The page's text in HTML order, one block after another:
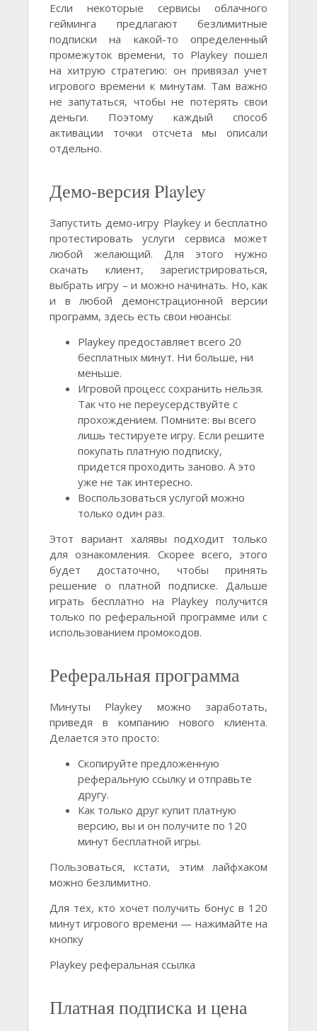
Если некоторые сервисы облачного
гейминга предлагают безлимитные
подписки на какой-то определенный
промежуток времени, то Playkey пошел
на хитрую стратегию: он привязал учет
игрового времени к минутам. Там важно
не запутаться, чтобы не потерять свои
деньги. Поэтому каждый способ
активации точки отсчета мы описали
отдельно.
Демо-версия Playley
Запустить демо-игру Playkey и бесплатно
протестировать услуги сервиса может
любой желающий. Для этого нужно
скачать клиент, зарегистрироваться,
выбрать игру – и можно начинать. Но, как
и в любой демонстрационной версии
программ, здесь есть свои нюансы:
Playkey предоставляет всего 20
бесплатных минут. Ни больше, ни
меньше.
Игровой процесс сохранить нельзя.
Так что не переусердствуйте с
прохождением. Помните: вы всего
лишь тестируете игру. Если решите
покупать платную подписку,
придется проходить заново. А это
уже не так интересно.
Воспользоваться услугой можно
только один раз.
Этот вариант халявы подходит только
для ознакомления. Скорее всего, этого
будет достаточно, чтобы принять
решение о платной подписке. Дальше
играть бесплатно на Playkey получится
только по реферальной программе или с
использованием промокодов.
Реферальная программа
Минуты Playkey можно заработать,
приведя в компанию нового клиента.
Делается это просто:
Скопируйте предложенную
реферальную ссылку и отправьте
другу.
Как только друг купит платную
версию, вы и он получите по 120
минут бесплатной игры.
Пользоваться, кстати, этим лайфхаком
можно безлимитно.
Для тех, кто хочет получить бонус в 120
минут игрового времени — нажимайте на
кнопку
Playkey реферальная ссылка
Платная подписка и цена